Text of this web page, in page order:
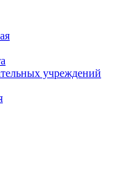
учреждений